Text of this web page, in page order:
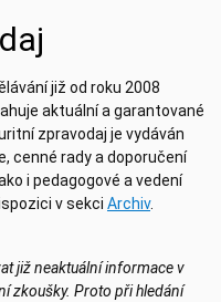
již od roku 2008
aktuální a garantované
zpravodaj je vydáván
cenné rady a doporučení
i pedagogové a vedení
v sekci Archiv.
již neaktuální informace v
zkoušky. Proto při hledání